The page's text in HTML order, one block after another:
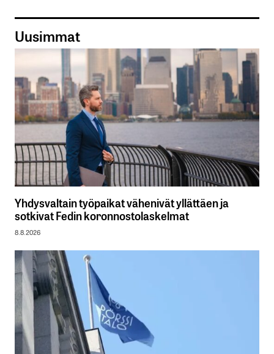
Uusimmat
Yhdysvaltain työpaikat vähenivät yllättäen ja
sotkivat Fedin koronnostolaskelmat
8.8.2026